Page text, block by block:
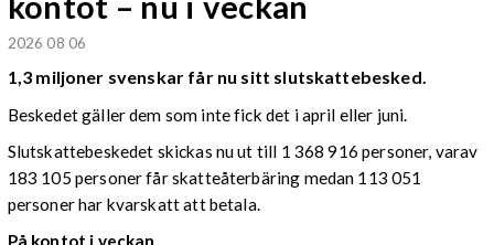
2026 08 06
1,3 miljoner svenskar får nu sitt slutskattebesked.
Beskedet gäller dem som inte fick det i april eller juni.
Slutskattebeskedet skickas nu ut till 1 368 916 personer, varav
183 105 personer får skatteåterbäring medan 113 051
personer har kvarskatt att betala.
På kontot i veckan